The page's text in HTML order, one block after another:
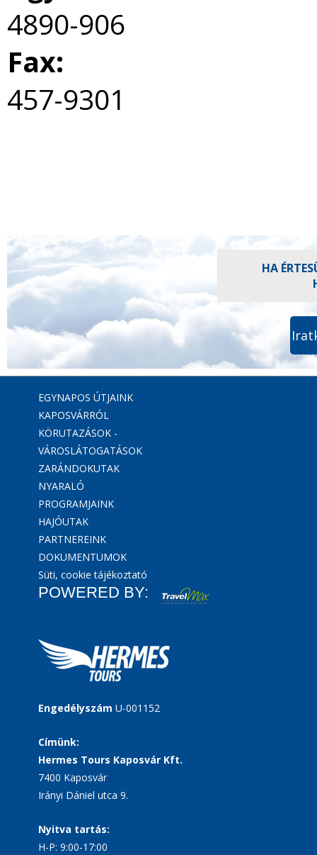
4890-906
Fax:
457-9301
HA
EGYNAPOS ÚTJAINK
KAPOSVÁRRÓL
KÖRUTAZÁSOK -
VÁROSLÁTOGATÁSOK
ZARÁNDOKUTAK
NYARALÓ
PROGRAMJAINK
HAJÓUTAK
PARTNEREINK
DOKUMENTUMOK
Süti, cookie tájékoztató
POWERED BY:
Engedélyszám U-001152
Címünk:
Hermes Tours Kaposvár Kft.
7400 Kaposvár
Irányi Dániel utca 9.
Nyitva tartás:
H-P: 9:00-17:00